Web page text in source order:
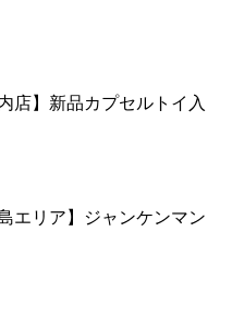
店】新品カプセルトイ入
エリア】ジャンケンマン